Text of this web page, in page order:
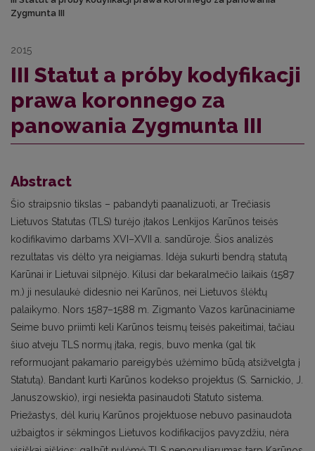
Zygmunta III
2015
III Statut a próby kodyfikacji
prawa koronnego za
panowania Zygmunta III
Abstract
Šio straipsnio tikslas – pabandyti paanalizuoti, ar Trečiasis
Lietuvos Statutas (TLS) turėjo įtakos Lenkijos Karūnos teisės
kodifikavimo darbams XVI–XVII a. sandūroje. Šios analizės
rezultatas vis dėlto yra neigiamas. Idėja sukurti bendrą statutą
Karūnai ir Lietuvai silpnėjo. Kilusi dar bekaralmečio laikais (1587
m.) ji nesulaukė didesnio nei Karūnos, nei Lietuvos šlėktų
palaikymo. Nors 1587–1588 m. Zigmanto Vazos karūnaciniame
Seime buvo priimti keli Karūnos teismų teisės pakeitimai, tačiau
šiuo atveju TLS normų įtaka, regis, buvo menka (gal tik
reformuojant pakamario pareigybės užėmimo būdą atsižvelgta į
Statutą). Bandant kurti Karūnos kodekso projektus (S. Sarnickio, J.
Januszowskio), irgi nesiekta pasinaudoti Statuto sistema.
Priežastys, dėl kurių Karūnos projektuose nebuvo pasinaudota
užbaigtos ir sėkmingos Lietuvos kodifikacijos pavyzdžiu, nėra